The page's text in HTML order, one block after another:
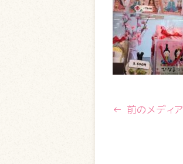
← 前のメディア